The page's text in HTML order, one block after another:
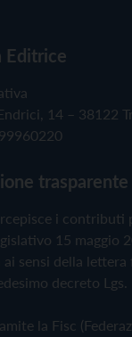
Editrice
14 – 38122
trasparente
i
15 maggio
ai sensi della lettera
decreto Lgs.
la Fisc